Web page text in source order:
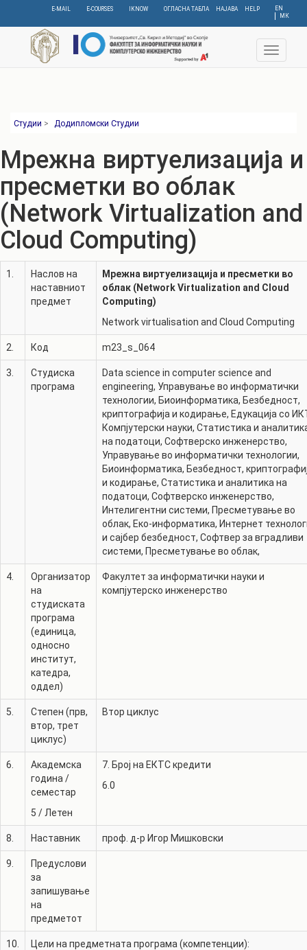
content
EN
МК
E-MAIL E-COURSES IKNOW ОГЛАСНА ТАБЛА НАЈАВА HELP
Toggle
Студии > Додипломски Студии
Мрежна виртуелизација и
пресметки во облак
(Network Virtualization and
Cloud Computing)
1.
Наслов на
наставниот
предмет
Мрежна виртуелизација и пресметки во
облак (Network Virtualization and Cloud
Computing)
Network virtualisation and Cloud Computing
2. Код m23_s_064
3.
Студиска
програма
Data science in computer science and
engineering, Управување во информатички
технологии, Биоинформатика, Безбедност,
криптографија и кодирање, Едукација со
Компјутерски науки, Статистика и
на податоци, Софтверско инженерство,
Управување во информатички технологии,
Биоинформатика, Безбедност,
и кодирање, Статистика и аналитика на
податоци, Софтверско инженерство,
Интелигентни системи, Пресметување во
облак, Еко-информатика, Интернет
и сајбер безбедност, Софтвер за вградливи
системи, Пресметување во облак,
4.
Организатор
на
студиската
програма
(единица,
односно
институт,
катедра,
оддел)
Факултет за информатички науки и
компјутерско инженерство
5.
Степен (прв,
втор, трет
циклус)
Втор циклус
6.
Академска
година /
семестар
5 / Летен
7. Број на ЕКТС кредити
6.0
8. Наставник проф. д-р Игор Мишковски
9.
Предуслови
за
запишување
на
предметот
10. Цели на предметната програма (компетенции):